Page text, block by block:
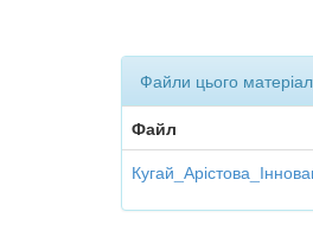
Файли цього
Файл